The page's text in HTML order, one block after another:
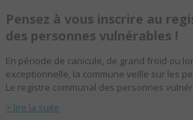
Pensez à vous inscrire au
des personnes vulnérables !
En période de canicule, de grand froid ou
exceptionnelle, la commune veille sur les
Le registre communal des personnes
> lire la suite